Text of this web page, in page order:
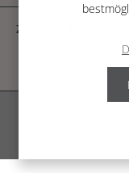
Alle Preise inkl.